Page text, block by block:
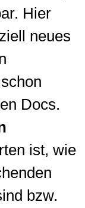
Hier
neues
Docs.
ist, wie
bzw.